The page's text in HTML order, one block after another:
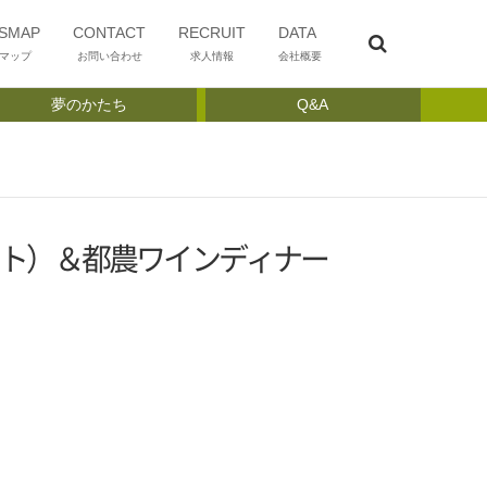
ップ
CONTACT
お問い合わせ
RECRUIT
求人情報
DATA
会社概要
夢のかたち Q&A
）＆都農ワインディナー